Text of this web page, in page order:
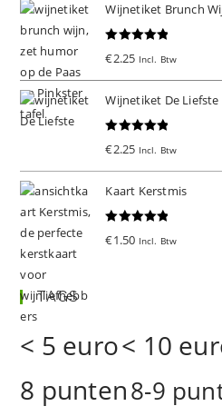
Wijnetiket Brunch
€2.25 Incl. Btw
Wijnetiket De Liefste
€2.25 Incl. Btw
Kaart Kerstmis
€1.50 Incl. Btw
TAGS
< 5 euro< 10
8 punten8-9